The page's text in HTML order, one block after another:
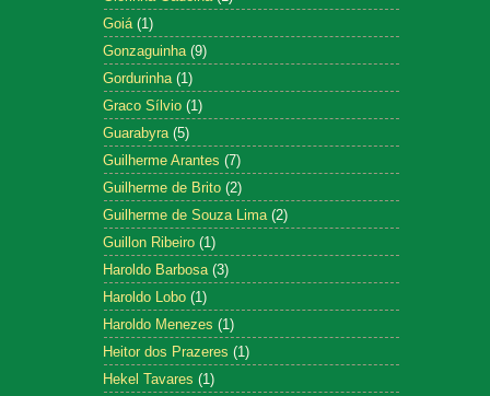
Goiá (1)
Gonzaguinha (9)
Gordurinha (1)
Graco Sílvio (1)
Guarabyra (5)
Guilherme Arantes (7)
Guilherme de Brito (2)
Guilherme de Souza Lima (2)
Guillon Ribeiro (1)
Haroldo Barbosa (3)
Haroldo Lobo (1)
Haroldo Menezes (1)
Heitor dos Prazeres (1)
Hekel Tavares (1)